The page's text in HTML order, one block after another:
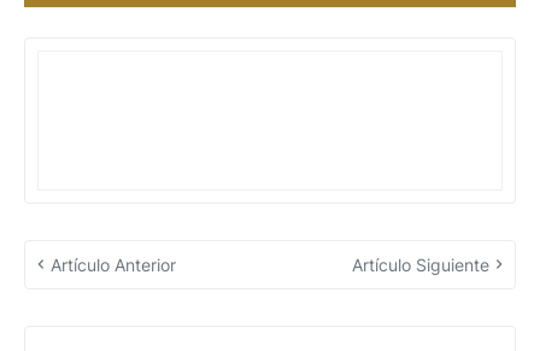
Artículo Anterior Artículo Siguiente